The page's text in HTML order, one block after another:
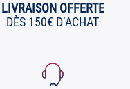
LIVRAISON OFFERTE
DÈS 150€ D’ACHAT